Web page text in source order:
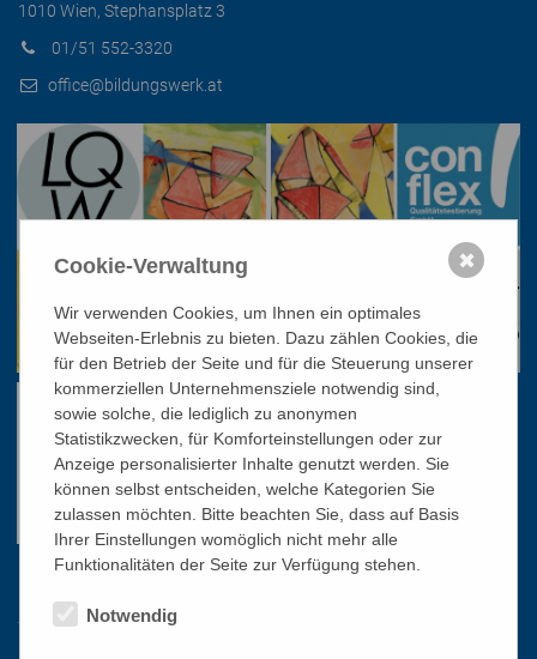
1010 Wien, Stephansplatz 3
01/51 552-3320
office@bildungswerk.at
Cookie-Verwaltung
Wir verwenden Cookies, um Ihnen ein optimales
Webseiten-Erlebnis zu bieten. Dazu zählen Cookies, die
für den Betrieb der Seite und für die Steuerung unserer
kommerziellen Unternehmensziele notwendig sind,
sowie solche, die lediglich zu anonymen
Statistikzwecken, für Komforteinstellungen oder zur
Anzeige personalisierter Inhalte genutzt werden. Sie
können selbst entscheiden, welche Kategorien Sie
zulassen möchten. Bitte beachten Sie, dass auf Basis
Ihrer Einstellungen womöglich nicht mehr alle
Funktionalitäten der Seite zur Verfügung stehen.
Notwendig
✖